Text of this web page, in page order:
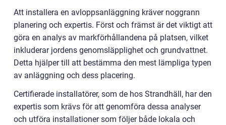
Att installera en avloppsanläggning kräver noggrann
planering och expertis. Först och främst är det viktigt att
göra en analys av markförhållandena på platsen, vilket
inkluderar jordens genomsläpplighet och grundvattnet.
Detta hjälper till att bestämma den mest lämpliga typen
av anläggning och dess placering.
Certifierade installatörer, som de hos Strandhäll, har den
expertis som krävs för att genomföra dessa analyser
och utföra installationer som följer både lokala och